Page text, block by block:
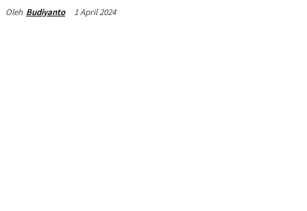
Oleh Budiyanto 1 April 2024